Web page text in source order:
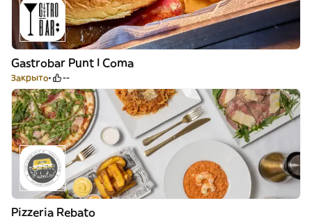
Gastrobar Punt I Coma
Закрыто --
Pizzeria Rebato